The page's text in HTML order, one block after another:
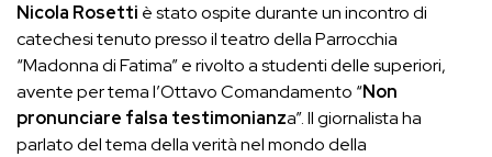
Nicola Rosetti è stato ospite durante un incontro di
catechesi tenuto presso il teatro della Parrocchia
“Madonna di Fatima” e rivolto a studenti delle superiori,
avente per tema l’Ottavo Comandamento “Non
pronunciare falsa testimonianza”. Il giornalista ha
parlato del tema della verità nel mondo della